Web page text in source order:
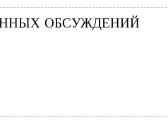
ОБСУЖДЕНИЙ